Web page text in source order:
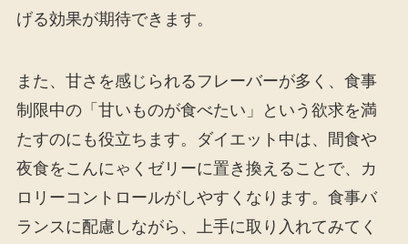
げる効果が期待できます。
また、甘さを感じられるフレーバーが多く、食事
制限中の「甘いものが食べたい」という欲求を満
たすのにも役立ちます。ダイエット中は、間食や
夜食をこんにゃくゼリーに置き換えることで、カ
ロリーコントロールがしやすくなります。食事バ
ランスに配慮しながら、上手に取り入れてみてく